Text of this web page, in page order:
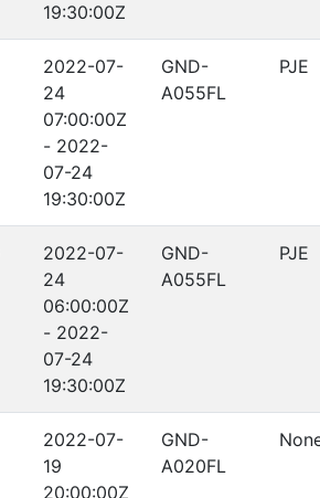
19:30:00Z
2022-07-
24
07:00:00Z
- 2022-
07-24
19:30:00Z
GND-
A055FL
PJE
2022-07-
24
06:00:00Z
- 2022-
07-24
19:30:00Z
GND-
A055FL
PJE
2022-07-
19
20:00:00Z
GND-
A020FL